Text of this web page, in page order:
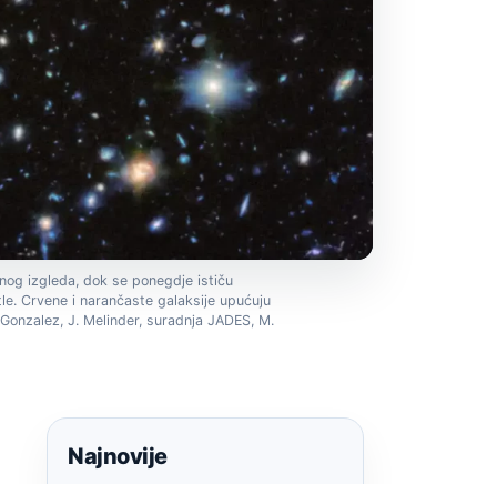
izgleda, dok se ponegdje ističu
Crvene i narančaste galaksije upućuju
J. Melinder, suradnja JADES, M.
Najnovije